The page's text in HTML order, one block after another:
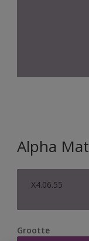
Alpha Mat
X4.06.55
Grootte